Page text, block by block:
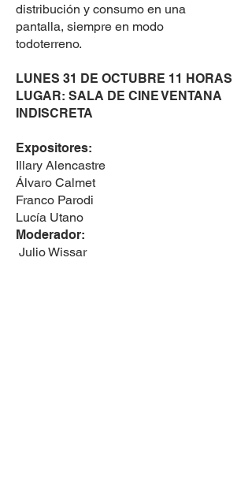
distribución y consumo en una
pantalla, siempre en modo
todoterreno.
LUNES 31 DE OCTUBRE 11 HORAS
LUGAR: SALA DE CINE VENTANA
INDISCRETA
Expositores:
Illary Alencastre
Álvaro Calmet
Franco Parodi
Lucía Utano
Moderador:
Julio Wissar